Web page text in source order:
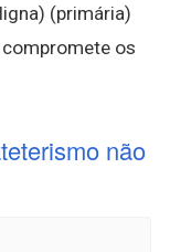
(primária)
os
não